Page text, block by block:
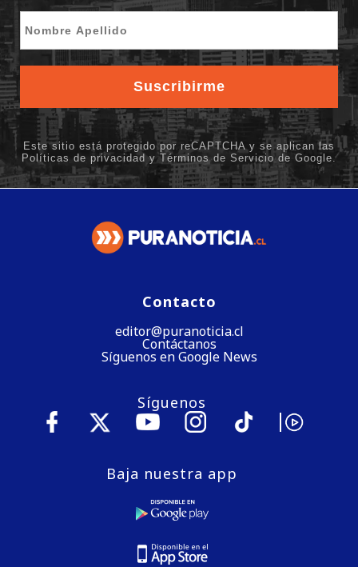
Contacto
editor@puranoticia.cl
Contáctanos
Síguenos en Google News
Síguenos
Baja nuestra app